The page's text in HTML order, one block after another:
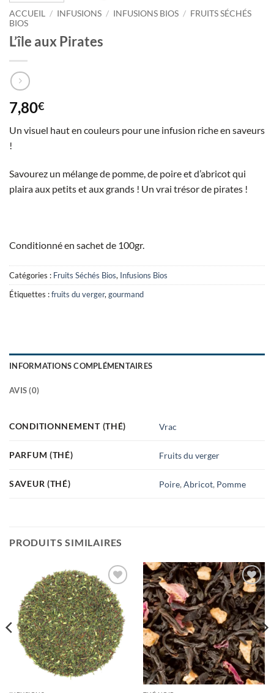
ACCUEIL / INFUSIONS / INFUSIONS BIOS / FRUITS SÉCHÉS
BIOS
L’île aux Pirates
7,80€
Un visuel haut en couleurs pour une infusion riche en saveurs
!
Savourez un mélange de pomme, de poire et d’abricot qui
plaira aux petits et aux grands ! Un vrai trésor de pirates !
Conditionné en sachet de 100gr.
Catégories : Fruits Séchés Bios, Infusions Bios
Étiquettes :fruits du verger, gourmand
INFORMATIONS COMPLÉMENTAIRES
AVIS (0)
CONDITIONNEMENT (THÉ) Vrac
PARFUM (THÉ) Fruits du verger
SAVEUR (THÉ) Poire,Abricot, Pomme
PRODUITS SIMILAIRES
Ajouter
à la
wishlist
Ajouter
à la
wishlist